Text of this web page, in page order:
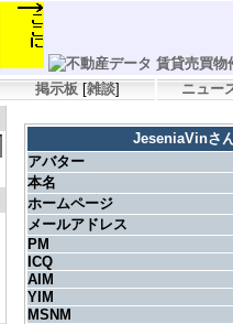
掲示板 [雑談] ニュー
JeseniaVinさ
アバター
本名
ホームページ
メールアドレス
PM
ICQ
AIM
YIM
MSNM